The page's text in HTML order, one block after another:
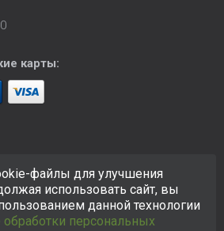
карты:
Сайтhttps://ksk24.ruсоздан
целях и любая информация
офертой.Политика в
данных
файлы для улучшения
использовать сайт, вы
данной технологии
обработки персональных